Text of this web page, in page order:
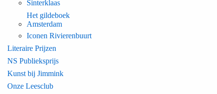
Sinterklaas
Het gildeboek
Amsterdam
Iconen Rivierenbuurt
Literaire Prijzen
NS Publieksprijs
Kunst bij Jimmink
Onze Leesclub